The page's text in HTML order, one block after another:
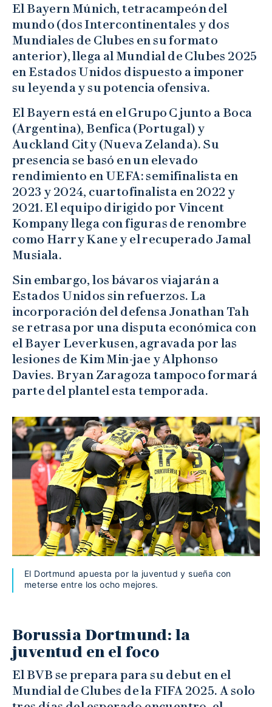
El Bayern Múnich, tetracampeón del
mundo (dos Intercontinentales y dos
Mundiales de Clubes en su formato
anterior), llega al Mundial de Clubes 2025
en Estados Unidos dispuesto a imponer
su leyenda y su potencia ofensiva.
El Bayern está en el Grupo C junto a Boca
(Argentina), Benfica (Portugal) y
Auckland City (Nueva Zelanda). Su
presencia se basó en un elevado
rendimiento en UEFA: semifinalista en
2023 y 2024, cuartofinalista en 2022 y
2021. El equipo dirigido por Vincent
Kompany llega con figuras de renombre
como Harry Kane y el recuperado Jamal
Musiala.
Sin embargo, los bávaros viajarán a
Estados Unidos sin refuerzos. La
incorporación del defensa Jonathan Tah
se retrasa por una disputa económica con
el Bayer Leverkusen, agravada por las
lesiones de Kim Min-jae y Alphonso
Davies. Bryan Zaragoza tampoco formará
parte del plantel esta temporada.
El Dortmund apuesta por la juventud y sueña con
meterse entre los ocho mejores.
Borussia Dortmund: la
juventud en el foco
El BVB se prepara para su debut en el
Mundial de Clubes de la FIFA 2025. A solo